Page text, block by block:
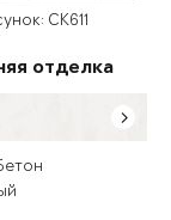
СК611
отделка